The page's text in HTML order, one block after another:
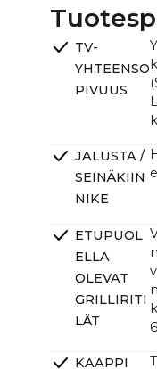
65": ~144,5 x
CANVAS-yksikkö
~121,0 x ~33,0 x
/ ~47.6 x ~13.0 x
TV-
YHTEENSO
PIVUUS
JALUSTA /
SEINÄKIIN
NIKE
ETUPUOL
ELLA
OLEVAT
GRILLIRITI
LÄT
KAAPPI